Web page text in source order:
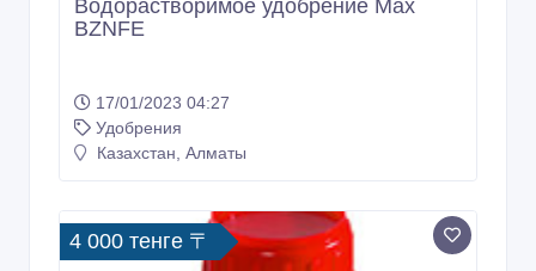
Водорастворимое удобрение Max
BZNFE
17/01/2023 04:27
Удобрения
Казахстан, Алматы
4 000 тенге 〒